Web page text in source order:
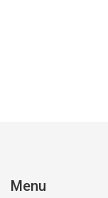
Menu